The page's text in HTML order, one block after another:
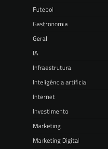
Futebol
Gastronomia
Geral
IA
Infraestrutura
Inteligência artificial
Internet
Investimento
Marketing
Marketing Digital